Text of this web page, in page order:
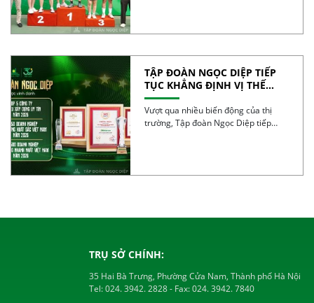
TẬP ĐOÀN NGỌC DIỆP TIẾP
TỤC KHẲNG ĐỊNH VỊ THẾ
TRONG TOP 50 DOANH
NGHIỆP TĂNG TRƯỞNG XUẤT
SẮC VIỆT NAM 2026
Vượt qua nhiều biến động của thị
trường, Tập đoàn Ngọc Diệp tiếp
TRỤ SỞ CHÍNH:
35 Hai Bà Trưng, Phường Cửa Nam, Thành phố Hà Nội
Tel:024. 3942. 2828- Fax:024. 3942. 7840